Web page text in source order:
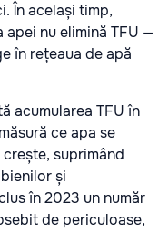
În același timp,
nu elimină TFU —
în rețeaua de apă
acumularea TFU în
ce apa se
suprimând
și
în 2023 un număr
de periculoase,